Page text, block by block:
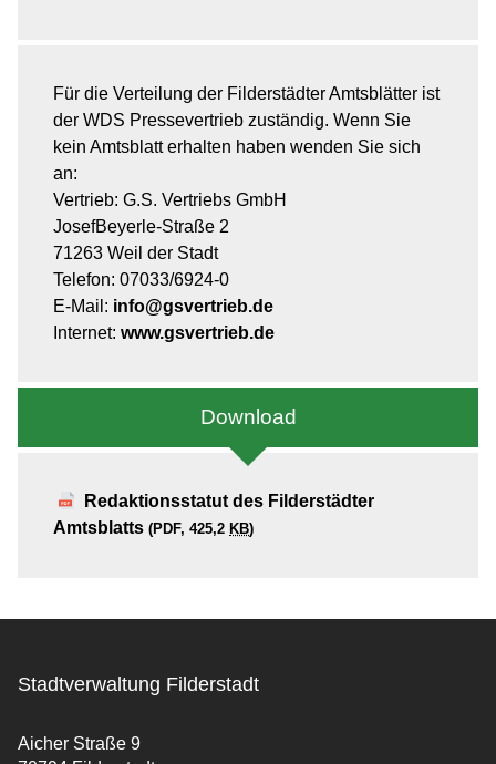
Für die Verteilung der Filderstädter Amtsblätter ist
der WDS Pressevertrieb zuständig. Wenn Sie
kein Amtsblatt erhalten haben wenden Sie sich
an:
Vertrieb: G.S. Vertriebs GmbH
JosefBeyerle-Straße 2
71263 Weil der Stadt
Telefon: 07033/6924-0
E-Mail: info@gsvertrieb.de
Internet: www.gsvertrieb.de
Download
Redaktionsstatut des Filderstädter
Amtsblatts (PDF, 425,2 KB)
Stadtverwaltung Filderstadt
Aicher Straße 9